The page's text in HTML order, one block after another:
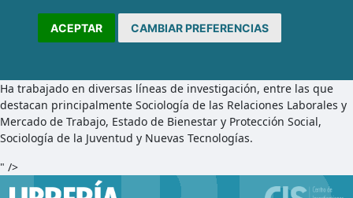
ACEPTAR CAMBIAR PREFERENCIAS
Ha trabajado en diversas líneas de investigación, entre las que
destacan principalmente Sociología de las Relaciones Laborales y
Mercado de Trabajo, Estado de Bienestar y Protección Social,
Sociología de la Juventud y Nuevas Tecnologías.
" />